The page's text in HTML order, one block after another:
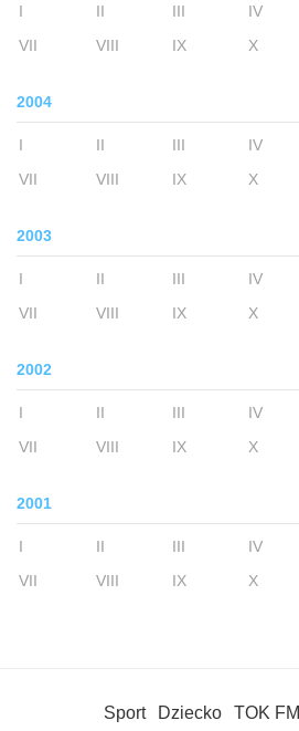
I II III IV
VII
VIII IX X
2004
I II III IV
VII
VIII IX X
2003
I II III IV
VII
VIII IX X
2002
I II III IV
VII
VIII IX X
2001
I II III IV
VII
VIII IX X
Sport Dziecko TOK FM